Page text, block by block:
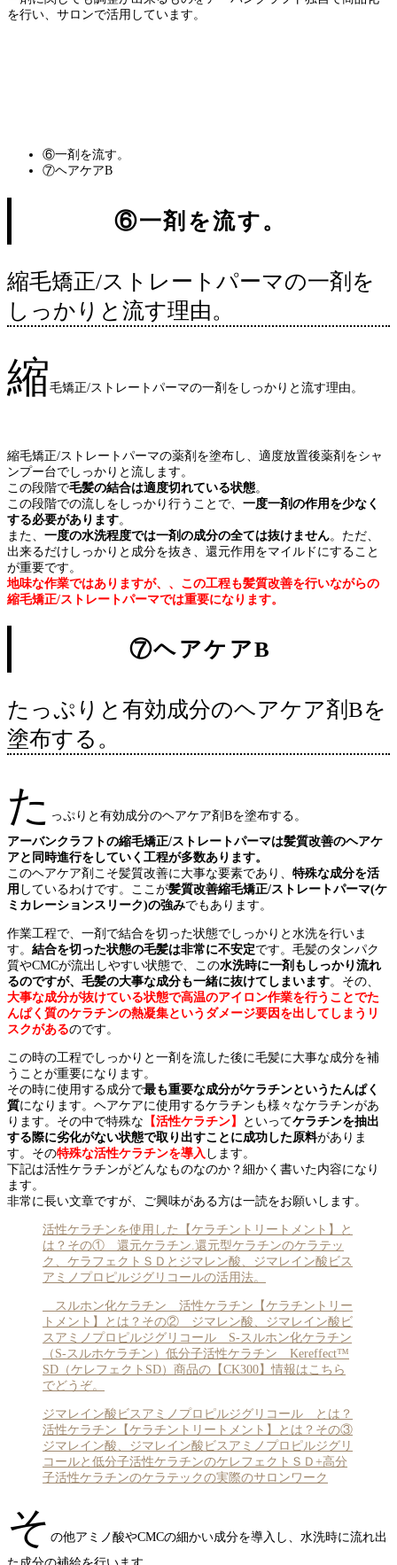
を行い、サロンで活用しています。
⑥一剤を流す。
⑦ヘアケアB
⑥一剤を流す。
縮毛矯正/ストレートパーマの一剤を
しっかりと流す理由。
縮毛矯正/ストレートパーマの一剤をしっかりと流す理由。
縮毛矯正/ストレートパーマの薬剤を塗布し、適度放置後薬剤をシャ
ンプー台でしっかりと流します。
この段階で毛髪の結合は適度切れている状態。
この段階での流しをしっかり行うことで、 一度一剤の作用を少なく
する必要があります。
また、 一度の水洗程度では一剤の成分の全ては抜けません。ただ、
出来るだけしっかりと成分を抜き、還元作用をマイルドにすること
が重要です。
地味な作業ではありますが、、この工程も髪質改善を行いながらの
縮毛矯正/ストレートパーマでは重要になります。
⑦ヘアケアB
たっぷりと有効成分のヘアケア剤Bを
塗布する。
た っぷりと有効成分のヘアケア剤Bを塗布する。
アーバンクラフトの縮毛矯正/ストレートパーマは髪質改善のヘアケ
アと同時進行をしていく工程が多数あります。
このヘアケア剤こそ髪質改善に大事な要素であり、 特殊な成分を活
用 しているわけです。ここが髪質改善縮毛矯正/ストレートパーマ(ケ
ミカレーションスリーク)の強みでもあります。
作業工程で、一剤で結合を切った状態でしっかりと水洗を行いま
す。 結合を切った状態の毛髪は非常に不安定です。毛髪のタンパク
質やCMCが流出しやすい状態で、この水洗時に一剤もしっかり流れ
るのですが、毛髪の大事な成分も一緒に抜けてしまいます。その、
大事な成分が抜けている状態で高温のアイロン作業を行うことでた
んぱく質のケラチンの熱凝集というダメージ要因を出してしまうリ
スクがあるのです。
この時の工程でしっかりと一剤を流した後に毛髪に大事な成分を補
うことが重要になります。
その時に使用する成分で最も重要な成分がケラチンというたんぱく
質になります。ヘアケアに使用するケラチンも様々なケラチンがあ
ります。その中で特殊な 【活性ケラチン】 といってケラチンを抽出
する際に劣化がない状態で取り出すことに成功した原料がありま
す。その特殊な活性ケラチンを導入 します。
下記は活性ケラチンがどんなものなのか？細かく書いた内容になり
ます。
非常に長い文章ですが、ご興味がある方は一読をお願いします。
活性ケラチンを使用した【ケラチントリートメント】と
は？その① 還元ケラチン.還元型ケラチンのケラテッ
ク、ケラフェクトＳＤとジマレン酸、ジマレイン酸ビス
アミノプロピルジグリコールの活用法。
スルホン化ケラチン 活性ケラチン【ケラチントリー
トメント】とは？その② ジマレン酸、ジマレイン酸ビ
スアミノプロピルジグリコール S-スルホン化ケラチン
（S-スルホケラチン）低分子活性ケラチン Kereffect™
SD（ケレフェクトSD）商品の【CK300】情報はこちら
でどうぞ。
ジマレイン酸ビスアミノプロピルジグリコール とは？
活性ケラチン【ケラチントリートメント】とは？その③
ジマレイン酸、ジマレイン酸ビスアミノプロピルジグリ
コールと低分子活性ケラチンのケレフェクトＳＤ+高分
子活性ケラチンのケラテックの実際のサロンワーク
そ の他アミノ酸やCMCの細かい成分を導入し、水洗時に流れ出